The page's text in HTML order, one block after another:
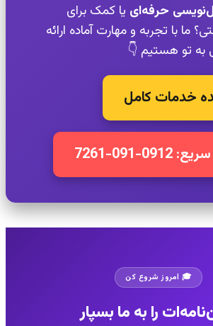
حرفه‌ای یا کمک برای
ما با تجربه و مهارت آماده ارائه
تو هستیم 👇
خدمات کامل
091-7261
🎓 امروز شروع کن
را به ما بسپار